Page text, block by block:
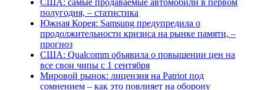
США: самые продаваемые автомобили в первом
полугодия, – статистика
Южная Корея: Samsung предупредила о
продолжительности кризиса на рынке памяти, –
прогноз
США: Qualcomm объявила о повышении цен на
все свои чипы с 1 сентября
Мировой рынок: лицензия на Patriot под
сомнением – как это повлияет на оборону